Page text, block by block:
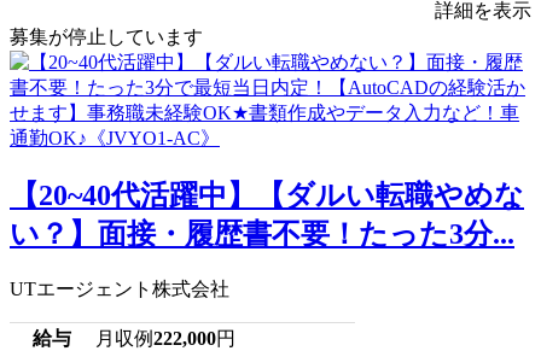
詳細を表示
募集が停止しています
【20~40代活躍中】【ダルい転職やめな
い？】面接・履歴書不要！たった3分...
UTエージェント株式会社
給与 月収例222,000円